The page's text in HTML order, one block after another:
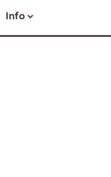
Info